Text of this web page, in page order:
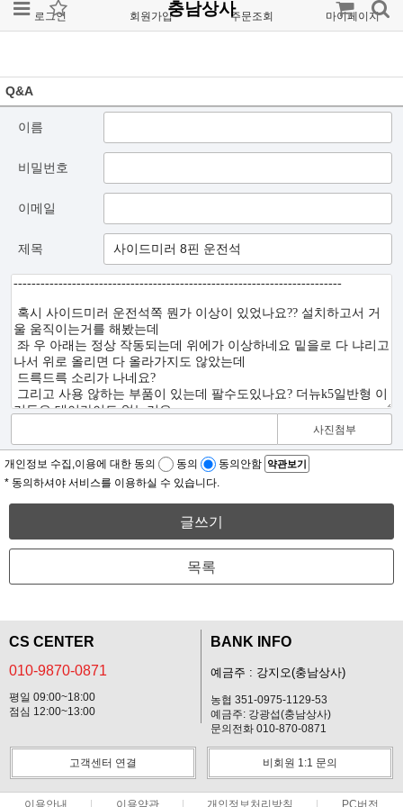
로그인 회원가입 주문조회 마이페이지
충남상사
Q&A
이름
비밀번호
이메일
제목
사진첨부
개인정보 수집,이용에 대한 동의 동의 동의안함 약관보기
* 동의하셔야 서비스를 이용하실 수 있습니다.
글쓰기
목록
CS CENTER
010-9870-0871
평일 09:00~18:00
점심 12:00~13:00
BANK INFO
예금주 : 강지오(충남상사)
농협 351-0975-1129-53
예금주: 강광섭(충남상사)
문의전화 010-870-0871
고객센터 연결 비회원 1:1 문의
이용안내 이용약관 개인정보처리방침 PC버전